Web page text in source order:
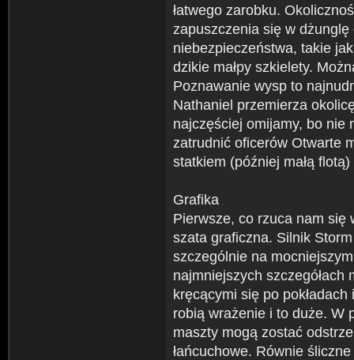
łatwego zarobku.
zapuszczenia się w
niebezpieczeństwa, takie
dzikie małpy szkielety.
Poznawanie wysp to
Nathaniel przemierza
najczęściej omijamy, bo nie
zatrudnić oficerów Otwarte
statkiem (później małą
Grafika
Pierwsze, co rzuca nam się
szata graficzna. Silnik
szczególnie na
najmniejszych szczegółach
kręcącymi się po
robią wrażenie i to duże. W
maszty mogą zostać
łańcuchowe. Równie